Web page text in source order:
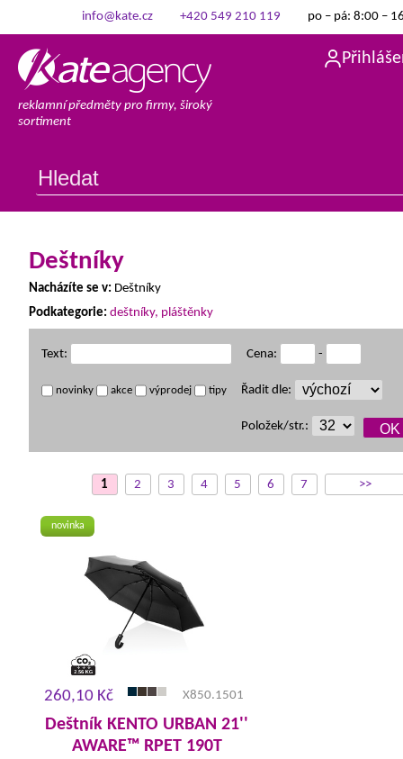
info@kate.cz +420 549 210 119 po – pá: 8:00 –
reklamní předměty pro firmy, široký
sortiment
Deštníky
Nacházíte se v: Deštníky
Podkategorie: deštníky, pláštěnky
Text: Cena: -
novinky akce výprodej tipy Řadit dle:
Položek/str.:
1 2 3 4 5 6 7 >>
novinka
260,10 Kč X850.1501
Deštník KENTO URBAN 21''
AWARE™ RPET 190T